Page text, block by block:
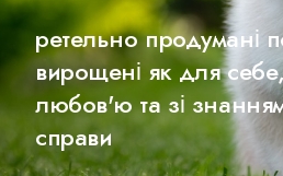
ретельно продумані
вирощені як для
любов'ю та зі
справи